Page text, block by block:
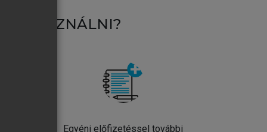
HASZNÁLNI?
Egyéni előfizetéssel további